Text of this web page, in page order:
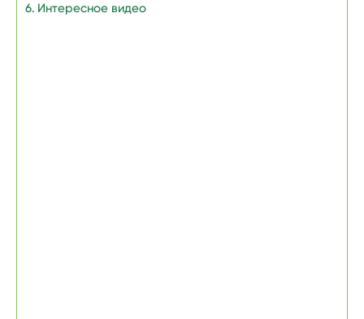
Интересное видео